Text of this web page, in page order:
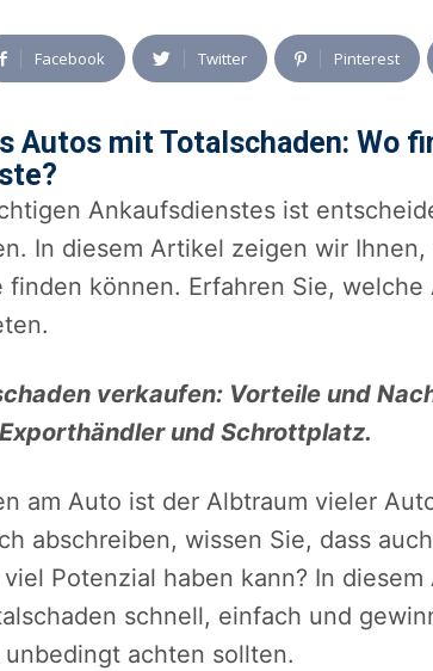
Facebook Twitter Pinterest
Autos mit Totalschaden: Wo
Ankaufsdienstes ist
In diesem Artikel zeigen wir
finden können. Erfahren Sie,
verkaufen: Vorteile und
und Schrottplatz.
am Auto ist der Albtraum vieler
abschreiben, wissen Sie, dass
Potenzial haben kann? In
schnell, einfach und
achten sollten.